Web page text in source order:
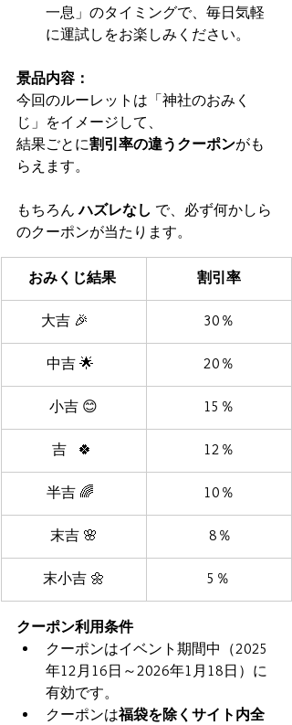
一息」のタイミングで、毎日気軽
に運試しをお楽しみください。
景品内容：
今回のルーレットは「神社のおみく
じ」をイメージして、
結果ごとに割引率の違うクーポンがも
らえます。
もちろん ハズレなし で、必ず何かしら
のクーポンが当たります。
おみくじ結果 割引率
大吉 🎉 30％
中吉 🌟 20％
小吉 😊 15％
吉   🍀 12％
半吉 🌈 10％
末吉 🌸 8％
末小吉 🌼 5％
クーポン利用条件
クーポンはイベント期間中（2025
年12月16日～2026年1月18日）に
有効です。
クーポンは福袋を除くサイト内全